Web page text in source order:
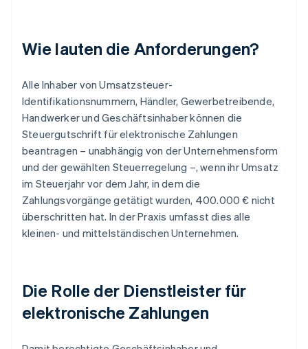
Wie lauten die Anforderungen?
Alle Inhaber von Umsatzsteuer-
Identifikationsnummern, Händler, Gewerbetreibende,
Handwerker und Geschäftsinhaber können die
Steuergutschrift für elektronische Zahlungen
beantragen – unabhängig von der Unternehmensform
und der gewählten Steuerregelung –, wenn ihr Umsatz
im Steuerjahr vor dem Jahr, in dem die
Zahlungsvorgänge getätigt wurden, 400.000 € nicht
überschritten hat. In der Praxis umfasst dies alle
kleinen- und mittelständischen Unternehmen.
Die Rolle der Dienstleister für
elektronische Zahlungen